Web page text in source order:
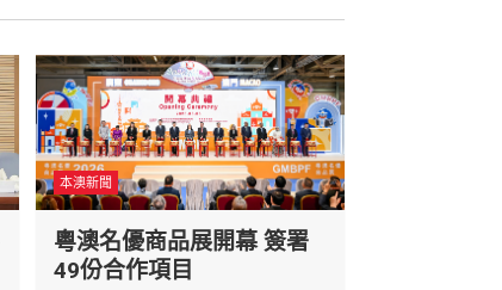
本澳新聞
粵澳名優商品展開幕 簽署
49份合作項目